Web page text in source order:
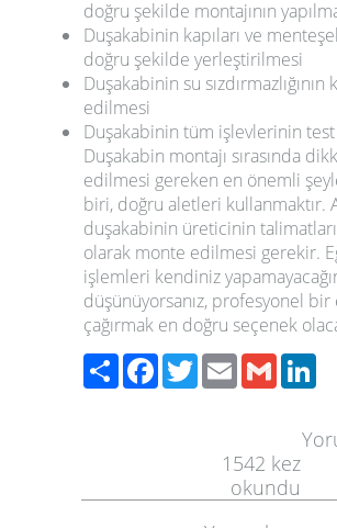
doğru şekilde montajının
Duşakabinin kapıları ve
doğru şekilde yerleştirilmesi
Duşakabinin su sızdırmazlığının
edilmesi
Duşakabinin tüm işlevlerinin
Duşakabin montajı sırasında
edilmesi gereken en önemli
biri, doğru aletleri kullanmaktır.
duşakabinin üreticinin
olarak monte edilmesi gerekir.
işlemleri kendiniz
düşünüyorsanız, profesyonel bir
çağırmak en doğru seçenek
PaylaşFacebook
TwitterEmailGmail
1542 kez
okundu